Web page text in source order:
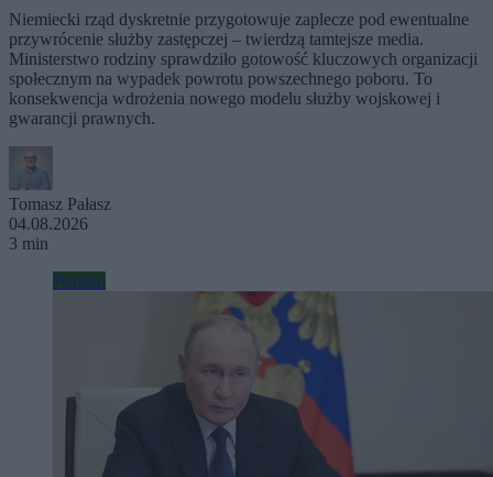
Niemiecki rząd dyskretnie przygotowuje zaplecze pod ewentualne
przywrócenie służby zastępczej – twierdzą tamtejsze media.
Ministerstwo rodziny sprawdziło gotowość kluczowych organizacji
społecznym na wypadek powrotu powszechnego poboru. To
konsekwencja wdrożenia nowego modelu służby wojskowej i
gwarancji prawnych.
Tomasz Pałasz
04.08.2026
3 min
Wojsko